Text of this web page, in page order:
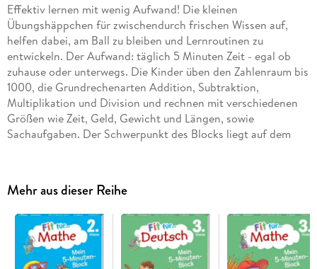
Effektiv lernen mit wenig Aufwand! Die kleinen
Übungshäppchen für zwischendurch frischen Wissen auf,
helfen dabei, am Ball zu bleiben und Lernroutinen zu
entwickeln. Der Aufwand: täglich 5 Minuten Zeit - egal ob
zuhause oder unterwegs. Die Kinder üben den Zahlenraum bis
1000, die Grundrechenarten Addition, Subtraktion,
Multiplikation und Division und rechnen mit verschiedenen
Größen wie Zeit, Geld, Gewicht und Längen, sowie
Sachaufgaben. Der Schwerpunkt des Blocks liegt auf dem
Mehr aus dieser Reihe